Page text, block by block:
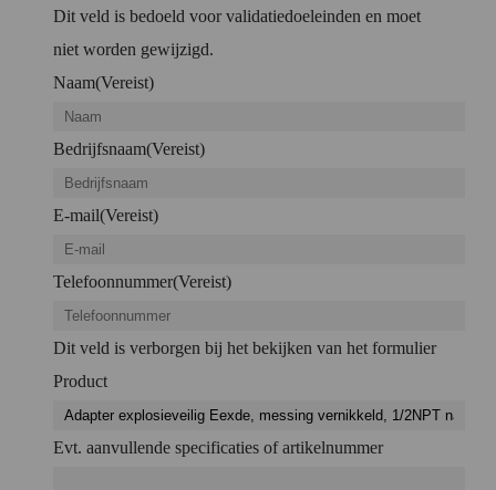
Dit veld is bedoeld voor validatiedoeleinden en moet
niet worden gewijzigd.
Naam(Vereist)
Bedrijfsnaam(Vereist)
E-mail(Vereist)
Telefoonnummer(Vereist)
Dit veld is verborgen bij het bekijken van het formulier
Product
Evt. aanvullende specificaties of artikelnummer